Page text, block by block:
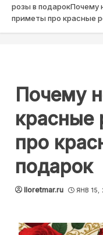
розы в подарокПочему
приметы про красные
Почему
красные
про
подарок
lloretmar.ru ЯНВ 15,